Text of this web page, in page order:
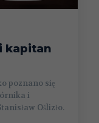
kapitan
poznano się
i
Oślizło.